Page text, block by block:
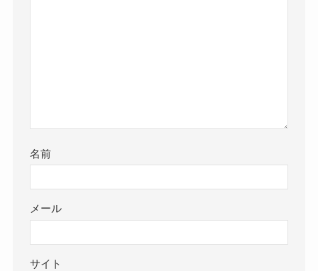
名前
メール
サイト